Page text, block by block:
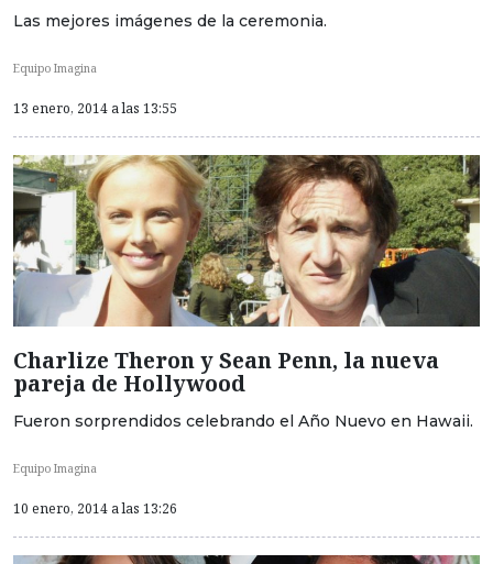
Las mejores imágenes de la ceremonia.
Equipo Imagina
13 enero, 2014 a las 13:55
Charlize Theron y Sean Penn, la nueva
pareja de Hollywood
Fueron sorprendidos celebrando el Año Nuevo en Hawaii.
Equipo Imagina
10 enero, 2014 a las 13:26